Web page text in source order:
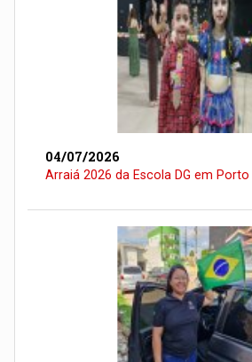
04/07/2026
Arraiá 2026 da Escola DG em Porto